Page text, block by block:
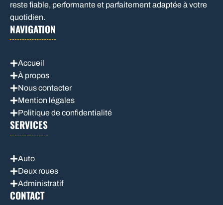
reste fiable, performante et parfaitement adaptée à votre
quotidien.
NAVIGATION
Accueil
À propos
Nous contacter
Mention légales
Politique de confidentialité
SERVICES
Auto
Deux roues
Administratif
CONTACT